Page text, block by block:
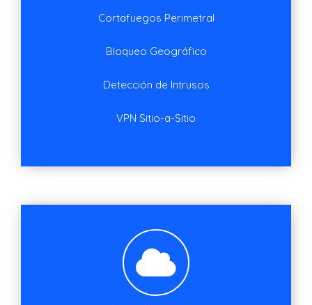
Cortafuegos Perimetral
Bloqueo Geográfico
Detección de Intrusos
VPN Sitio-a-Sitio